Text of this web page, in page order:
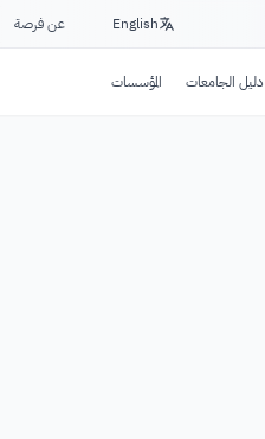
English عن فرصة
دليل الجامعات المؤسسات